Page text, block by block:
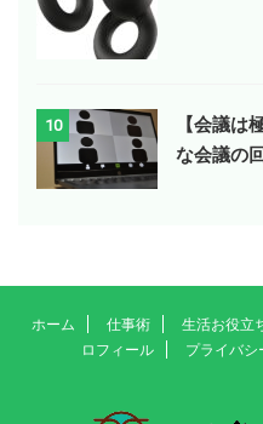
10
【会議は
な会議の
ホーム 仕事術 生活お役立
ロフィール
プライバシ